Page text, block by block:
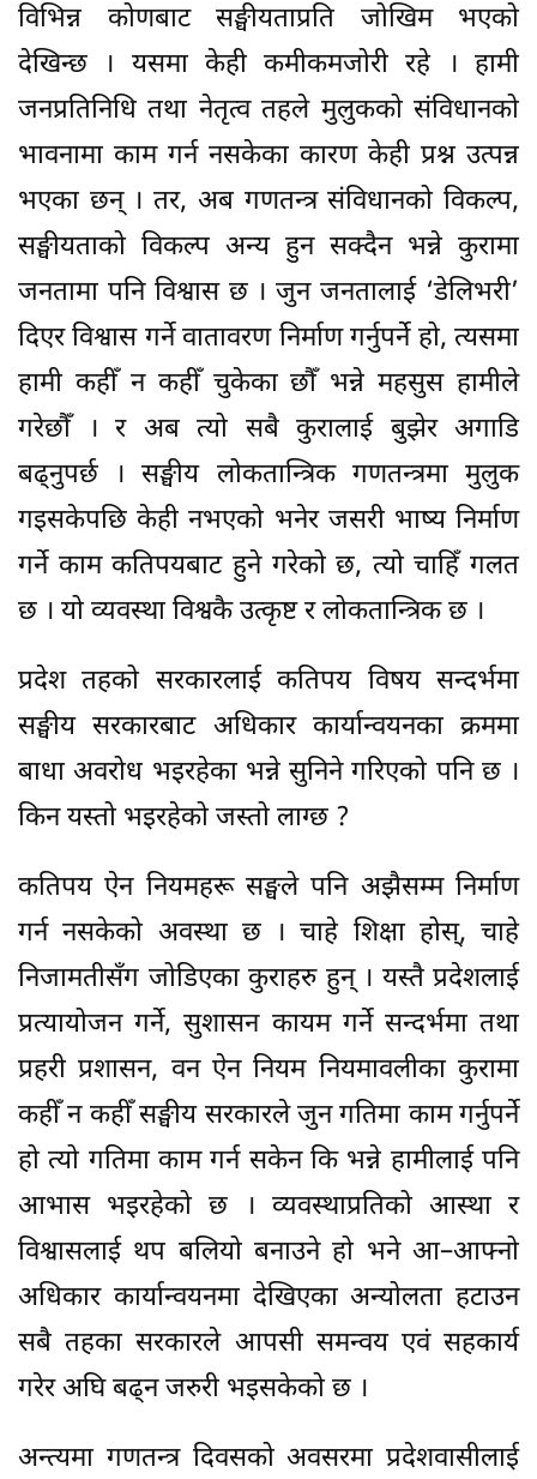
विभिन्न कोणबाट सङ्घीयताप्रति जोखिम भएको
देखिन्छ । यसमा केही कमीकमजोरी रहे । हामी
जनप्रतिनिधि तथा नेतृत्व तहले मुलुकको संविधानको
भावनामा काम गर्न नसकेका कारण केही प्रश्न उत्पन्न
भएका छन् । तर, अब गणतन्त्र संविधानको विकल्प,
सङ्घीयताको विकल्प अन्य हुन सक्दैन भन्ने कुरामा
जनतामा पनि विश्वास छ । जुन जनतालाई ‘डेलिभरी’
दिएर विश्वास गर्ने वातावरण निर्माण गर्नुपर्ने हो, त्यसमा
हामी कहीँ न कहीँ चुकेका छौँ भन्ने महसुस हामीले
गरेछौँ । र अब त्यो सबै कुरालाई बुझेर अगाडि
बढ्नुपर्छ । सङ्घीय लोकतान्त्रिक गणतन्त्रमा मुलुक
गइसकेपछि केही नभएको भनेर जसरी भाष्य निर्माण
गर्ने काम कतिपयबाट हुने गरेको छ, त्यो चाहिँ गलत
छ । यो व्यवस्था विश्वकै उत्कृष्ट र लोकतान्त्रिक छ ।
प्रदेश तहको सरकारलाई कतिपय विषय सन्दर्भमा
सङ्घीय सरकारबाट अधिकार कार्यान्वयनका क्रममा
बाधा अवरोध भइरहेका भन्ने सुनिने गरिएको पनि छ ।
किन यस्तो भइरहेको जस्तो लाग्छ ?
कतिपय ऐन नियमहरू सङ्घले पनि अझैसम्म निर्माण
गर्न नसकेको अवस्था छ । चाहे शिक्षा होस्, चाहे
निजामतीसँग जोडिएका कुराहरु हुन् । यस्तै प्रदेशलाई
प्रत्यायोजन गर्ने, सुशासन कायम गर्ने सन्दर्भमा तथा
प्रहरी प्रशासन, वन ऐन नियम नियमावलीका कुरामा
कहीँ न कहीँ सङ्घीय सरकारले जुन गतिमा काम गर्नुपर्ने
हो त्यो गतिमा काम गर्न सकेन कि भन्ने हामीलाई पनि
आभास भइरहेको छ । व्यवस्थाप्रतिको आस्था र
विश्वासलाई थप बलियो बनाउने हो भने आ–आफ्नो
अधिकार कार्यान्वयनमा देखिएका अन्योलता हटाउन
सबै तहका सरकारले आपसी समन्वय एवं सहकार्य
गरेर अघि बढ्न जरुरी भइसकेको छ ।
अन्त्यमा गणतन्त्र दिवसको अवसरमा प्रदेशवासीलाई